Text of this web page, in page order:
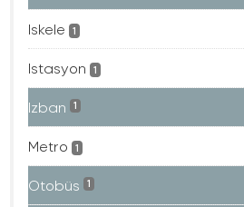
Iskele 1
Istasyon 1
Izban 1
Metro 1
Otobüs 1